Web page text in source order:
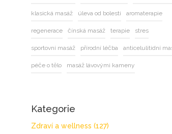
klasická masáž úleva od bolesti aromaterapie
regenerace čínská masáž terapie stres
sportovní masáž přírodní léčba anticelulitidní
péče o tělo masáž lávovými kameny
Kategorie
Zdraví a wellness (127)